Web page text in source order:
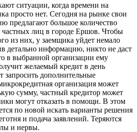
ситуации, когда времени на
просто нет. Сегодня на рынке свои
предлагают большое количество
частных лиц в городе Ершов. Чтобы
из них, у заемщика уйдет немало
детально информацию, никто не даст
в выбранной организации ему
желаемый кредит в день
запросить дополнительные
организация может
сумму, частный кредитор может
могут отказать в помощи. В этом
по новой искать варианты решения
и подача заявлений. Теряются
и нервы.